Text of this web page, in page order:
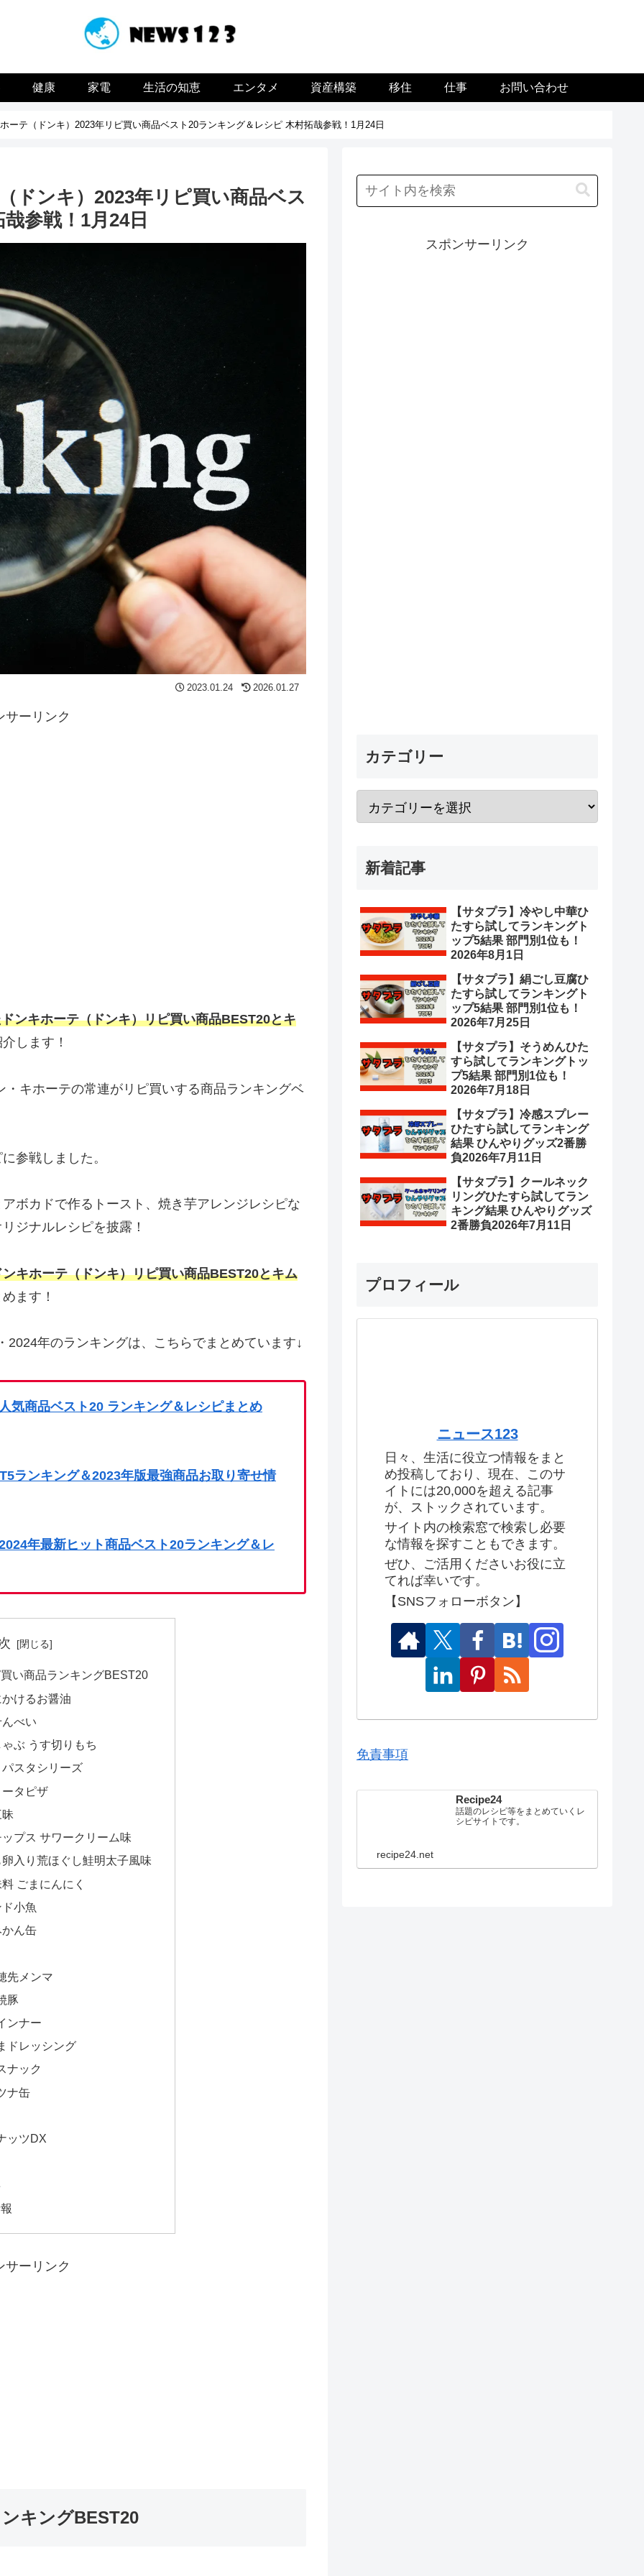
健康 家電 生活の知恵 エンタメ 資産構築 移住 仕事 お問い合わせ
ーテ（ドンキ）2023年リピ買い商品ベスト20ランキング＆レシピ 木村拓哉参戦！1月24日
ドンキ）2023年リピ買い商品ベス
参戦！1月24日
2023.01.24 2026.01.27
サーリンク
ンキホーテ（ドンキ）リピ買い商品BEST20とキ
します！
キホーテの常連がリピ買いする商品ランキングベ
参戦しました。
ボカドで作るトースト、焼き芋アレンジレシピな
ジナルレシピを披露！
キホーテ（ドンキ）リピ買い商品BEST20とキム
ます！
年のランキングは、こちらでまとめています↓
気商品ベスト20 ランキング＆レシピまとめ
ランキング＆2023年版最強商品お取り寄せ情
年最新ヒット商品ベスト20ランキング＆レ
い商品ランキングBEST20
けるお醤油
べい
ぶ うす切りもち
スタシリーズ
タピザ
プス サワークリーム味
入り荒ほぐし鮭明太子風味
ごまにんにく
小魚
ん缶
先メンマ
豚
ンナー
レッシング
ナック
ナ缶
ッツDX
サーリンク
キングBEST20
スポンサーリンク
カテゴリー
新着記事
【サタプラ】冷やし中華ひ
たすら試してランキングト
ップ5結果 部門別1位も！
2026年8月1日
【サタプラ】絹ごし豆腐ひ
たすら試してランキングト
ップ5結果 部門別1位も！
2026年7月25日
【サタプラ】そうめんひた
すら試してランキングトッ
プ5結果 部門別1位も！
2026年7月18日
【サタプラ】冷感スプレー
ひたすら試してランキング
結果 ひんやりグッズ2番勝
負2026年7月11日
【サタプラ】クールネック
リングひたすら試してラン
キング結果 ひんやりグッズ
2番勝負2026年7月11日
プロフィール
ニュース123
日々、生活に役立つ情報をまと
め投稿しており、現在、このサ
イトには20,000を超える記事
が、ストックされています。
サイト内の検索窓で検索し必要
な情報を探すこともできます。
ぜひ、ご活用くださいお役に立
てれば幸いです。
【SNSフォローボタン】
免責事項
Recipe24
話題のレシピ等をまとめていくレ
シピサイトです。
recipe24.net